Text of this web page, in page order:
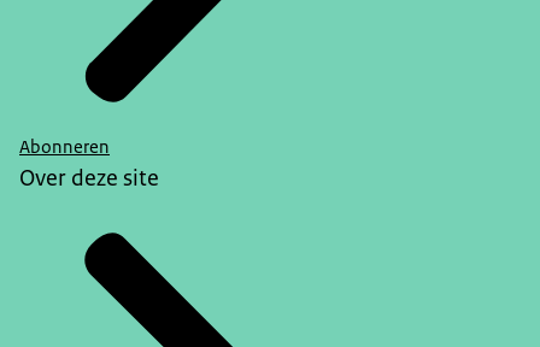
Abonneren
Over deze site